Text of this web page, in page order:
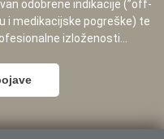
odobrene indikacije (”off-
i medikacijske pogreške) te
izloženosti...